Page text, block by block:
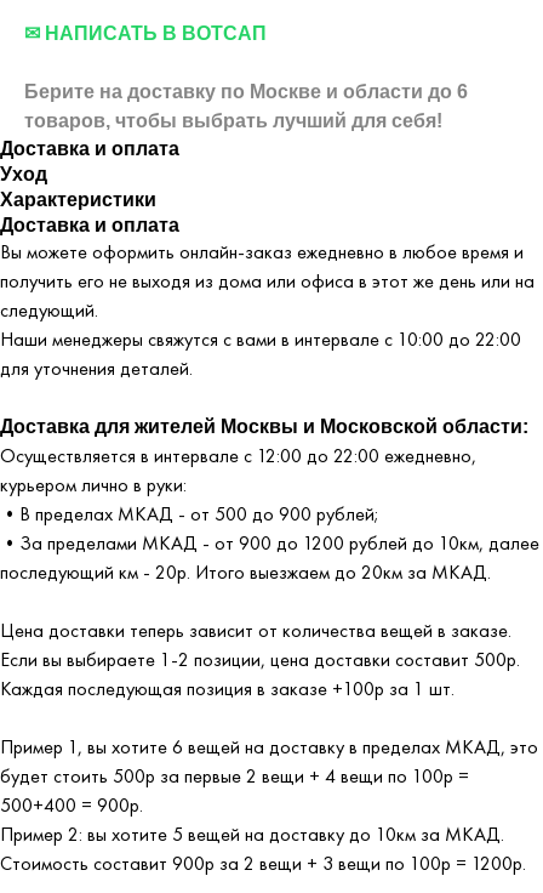
✉ НАПИСАТЬ В ВОТСАП
Берите на доставку по Москве и области до 6
товаров, чтобы выбрать лучший для себя!
Доставка и оплата
Уход
Характеристики
Доставка и оплата
Вы можете оформить онлайн-заказ ежедневно в любое время и
получить его не выходя из дома или офиса в этот же день или на
следующий.
Наши менеджеры свяжутся с вами в интервале с 10:00 до 22:00
для уточнения деталей.
Доставка для жителей Москвы и Московской области:
Осуществляется в интервале с 12:00 до 22:00 ежедневно,
курьером лично в руки:
•В пределах МКАД - от 500 до 900 рублей;
•За пределами МКАД - от 900 до 1200 рублей до 10км, далее
последующий км - 20р. Итого выезжаем до 20км за МКАД.
Цена доставки теперь зависит от количества вещей в заказе.
Если вы выбираете 1-2 позиции, цена доставки составит 500р.
Каждая последующая позиция в заказе +100р за 1 шт.
Пример 1, вы хотите 6 вещей на доставку в пределах МКАД, это
будет стоить 500р за первые 2 вещи + 4 вещи по 100р =
500+400 = 900р.
Пример 2: вы хотите 5 вещей на доставку до 10км за МКАД.
Стоимость составит 900р за 2 вещи + 3 вещи по 100р = 1200р.